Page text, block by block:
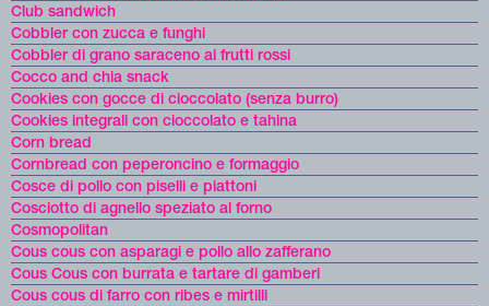
Club sandwich
Cobbler con zucca e funghi
Cobbler di grano saraceno ai frutti rossi
Cocco and chia snack
Cookies con gocce di cioccolato (senza burro)
Cookies integrali con cioccolato e tahina
Corn bread
Cornbread con peperoncino e formaggio
Cosce di pollo con piselli e piattoni
Cosciotto di agnello speziato al forno
Cosmopolitan
Cous cous con asparagi e pollo allo zafferano
Cous Cous con burrata e tartare di gamberi
Cous cous di farro con ribes e mirtilli